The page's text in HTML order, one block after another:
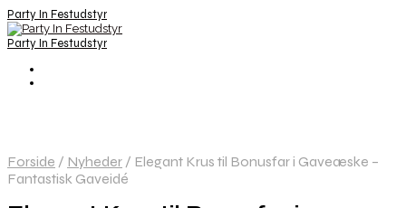
Party In Festudstyr
Party In Festudstyr
Forside / Nyheder / Elegant Krus til Bonusfar i Gaveæske –
Fantastisk Gaveidé